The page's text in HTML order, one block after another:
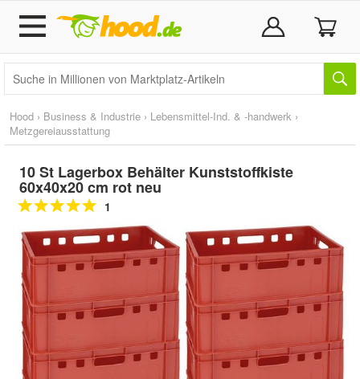
Hood › Business & Industrie › Lebensmittel-Ind. & -handwerk ›
Metzgereiausstattung
10 St Lagerbox Behälter Kunststoffkiste
60x40x20 cm rot neu
1